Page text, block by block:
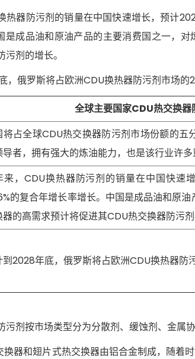
热器防污剂的销量在中国快速增长，预计
是成品油和原油产品的主要消费国之一，
剂的增长。
，俄罗斯将占欧洲CDU换热器防污剂市场的
全球主要国家CDU热交换器
将占全球CDU热交换器防污剂市场份额的
导者，拥有强大的炼油能力，也是该行业许多
来，CDU换热器防污剂的销量在中国快速
的复合年增长率增长。中国是成品油和原
器的高需求预计将促进其CDU热交换器防污剂
到2028年底，俄罗斯将占欧洲CDU换热器防
污剂按市场类型分为分散剂、缓蚀剂、金属
换器和翅片式热交换器由铝合金制成，随着